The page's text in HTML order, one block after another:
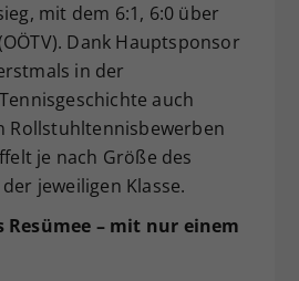
mit dem 6:1, 6:0 über
Dank Hauptsponsor
in der
auch
Rollstuhltennisbewerben
je nach Größe des
jeweiligen Klasse.
Resümee – mit nur einem